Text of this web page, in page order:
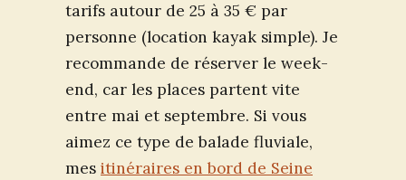
tarifs autour de 25 à 35 € par
personne (location kayak simple). Je
recommande de réserver le week-
end, car les places partent vite
entre mai et septembre. Si vous
aimez ce type de balade fluviale,
mes itinéraires en bord de Seine